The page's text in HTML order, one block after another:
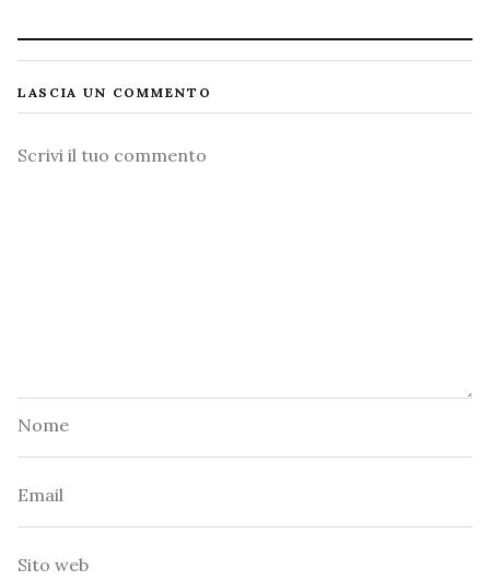
LASCIA UN COMMENTO
Commento